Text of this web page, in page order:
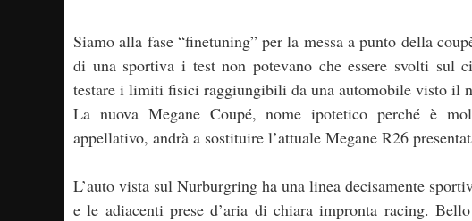
Siamo alla fase “finetuning” per la messa a punto della
di una sportiva i test non potevano che essere svolti sul
testare i limiti fisici raggiungibili da una automobile visto il
La nuova Megane Coupé, nome ipotetico perché è
appellativo, andrà a sostituire l’attuale Megane R26
L’auto vista sul Nurburgring ha una linea decisamente
e le adiacenti prese d’aria di chiara impronta racing.